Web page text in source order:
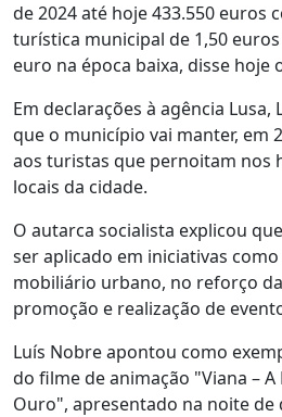
de 2024 até hoje 433.550 euros
turística municipal de 1,50
euro na época baixa, disse hoje
Em declarações à agência
que o município vai manter, em
aos turistas que pernoitam nos
locais da cidade.
O autarca socialista explicou
ser aplicado em iniciativas
mobiliário urbano, no reforço
promoção e realização de
Luís Nobre apontou como
do filme de animação "Viana –
Ouro", apresentado na noite